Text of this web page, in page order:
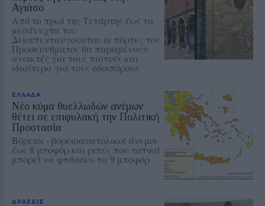
Αγιάσο
Από το πρωί της Τετάρτης έως τα
μεσάνυχτα του
Δεκαπενταύγουστου οι πόρτες του
Προσκυνήματος θα παραμένουν
ανοικτές για τους πιστούς και
ιδιαίτερα για τους οδοιπόρους
ΕΛΛΑΔΑ
Νέο κύμα θυελλωδών ανέμων
θέτει σε επιφυλακή την Πολιτική
Προστασία
Βόρειοι - βορειοανατολικοί άνεμοι
έως 8 μποφόρ και ριπές που τοπικά
μπορεί να φτάσουν τα 9 μποφόρ
ΔΡΑΣΕΙΣ